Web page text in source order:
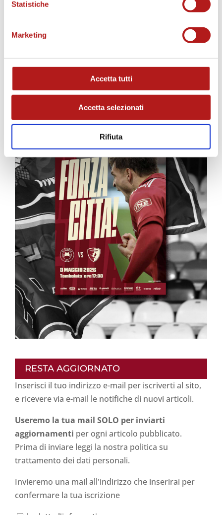
Statistiche
Marketing
Accetta tutti
Accetta selezionati
Rifiuta
MATCH PROGRAM
RESTA AGGIORNATO
Inserisci il tuo indirizzo e-mail per iscriverti al sito,
e ricevere via e-mail le notifiche di nuovi articoli.
Useremo la tua mail SOLO per inviarti
aggiornamenti per ogni articolo pubblicato.
Prima di inviare leggi la nostra politica su
trattamento dei dati personali.
Invieremo una mail all'indirizzo che inserirai per
confermare la tua iscrizione